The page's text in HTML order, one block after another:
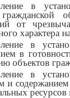
в
гражданской
от
характера
в
в
объектов
в
и